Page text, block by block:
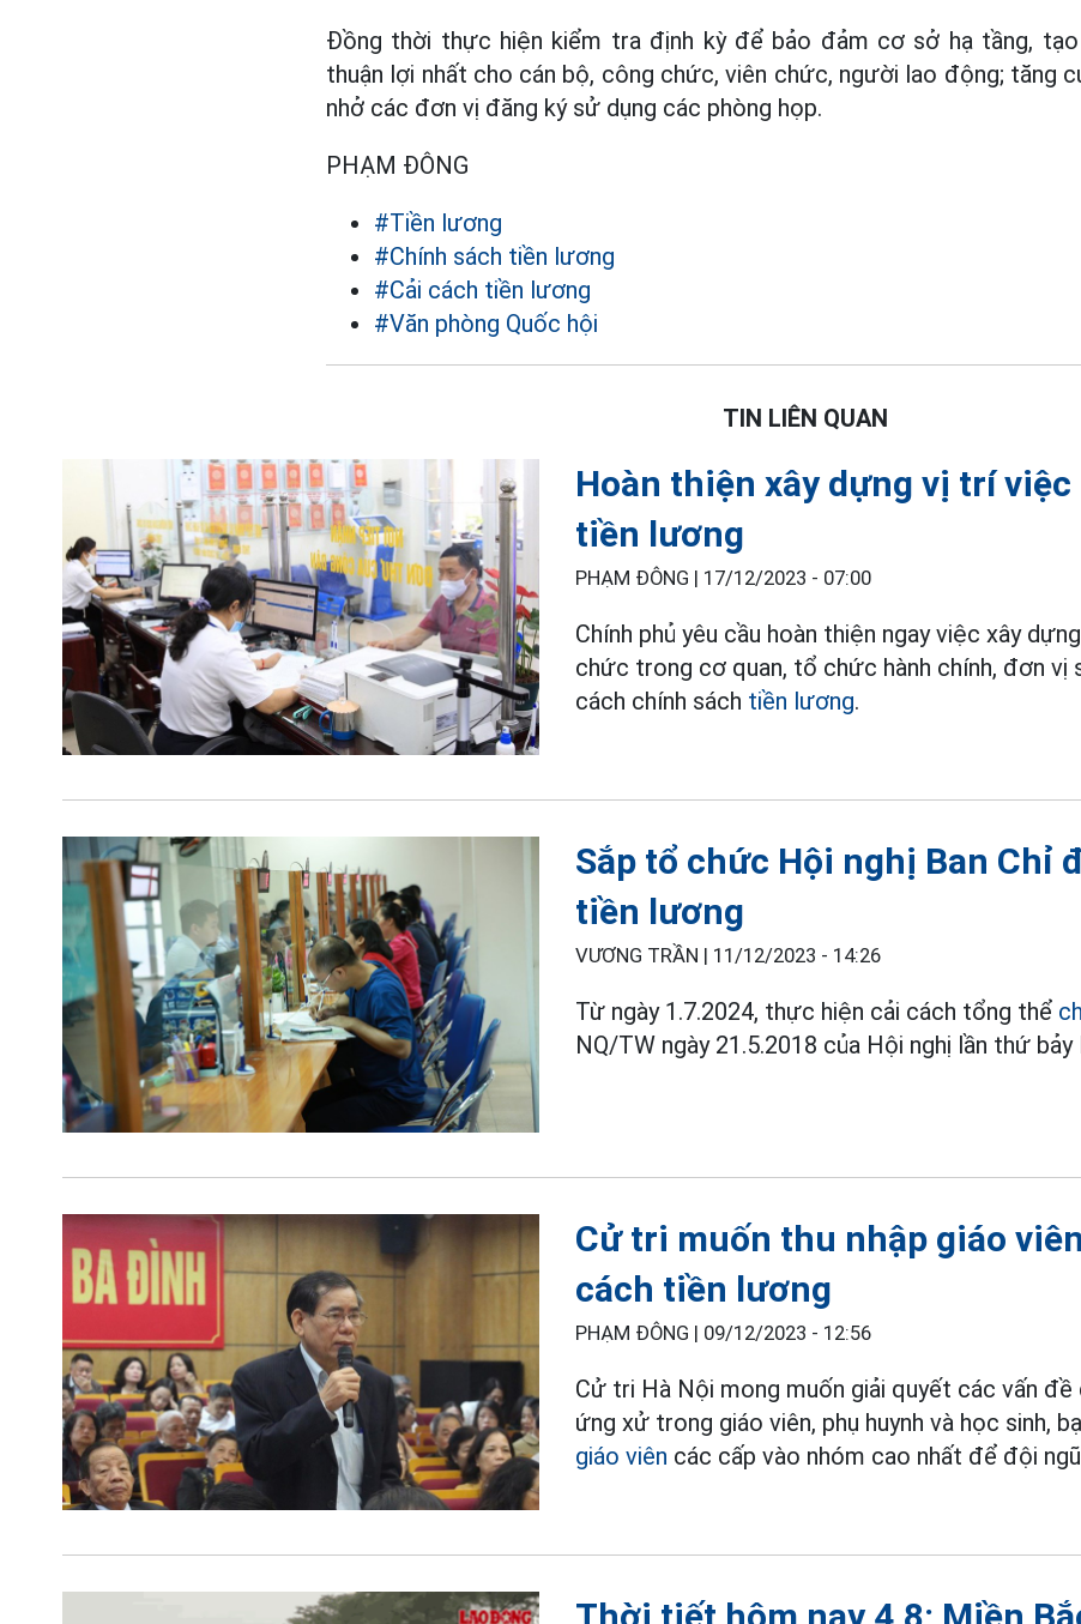
Đồng thời thực hiện kiểm tra định kỳ để bảo đảm cơ sở hạ tầng,
thuận lợi nhất cho cán bộ, công chức, viên chức, người lao động; tăng
nhở các đơn vị đăng ký sử dụng các phòng họp.
PHẠM ĐÔNG
#Tiền lương
#Chính sách tiền lương
#Cải cách tiền lương
#Văn phòng Quốc hội
TIN LIÊN QUAN
Hoàn thiện xây dựng vị trí
tiền lương
PHẠM ĐÔNG | 17/12/2023 - 07:00
Chính phủ yêu cầu hoàn thiện ngay việc xây
chức trong cơ quan, tổ chức hành chính, đơn
cách chính sách tiền lương.
Sắp tổ chức Hội nghị Ban Chỉ
tiền lương
VƯƠNG TRẦN | 11/12/2023 - 14:26
Từ ngày 1.7.2024, thực hiện cải cách tổng thể
NQ/TW ngày 21.5.2018 của Hội nghị lần thứ
Cử tri muốn thu nhập giáo
cách tiền lương
PHẠM ĐÔNG | 09/12/2023 - 12:56
Cử tri Hà Nội mong muốn giải quyết các vấn
ứng xử trong giáo viên, phụ huynh và học sinh,
giáo viên các cấp vào nhóm cao nhất để đội